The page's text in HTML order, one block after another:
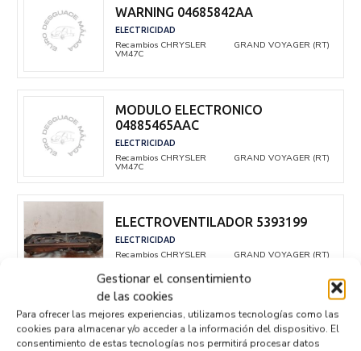
Gestionar el consentimiento
de las cookies
Para ofrecer las mejores experiencias, utilizamos tecnologías como las
cookies para almacenar y/o acceder a la información del dispositivo. El
consentimiento de estas tecnologías nos permitirá procesar datos
WARNING 04685842AA
ELECTRICIDAD
Recambios CHRYSLER GRAND VOYAGER (RT)
VM47C
MODULO ELECTRONICO
04885465AAC
ELECTRICIDAD
Recambios CHRYSLER GRAND VOYAGER (RT)
VM47C
ELECTROVENTILADOR 5393199
ELECTRICIDAD
Recambios CHRYSLER GRAND VOYAGER (RT)
CAJA RELES / FUSIBLES
P05144509AF